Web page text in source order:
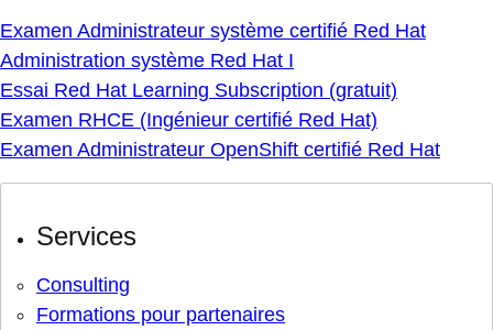
Examen Administrateur système certifié Red Hat
Administration système Red Hat I
Essai Red Hat Learning Subscription (gratuit)
Examen RHCE (Ingénieur certifié Red Hat)
Examen Administrateur OpenShift certifié Red Hat
Services
Consulting
Formations pour partenaires